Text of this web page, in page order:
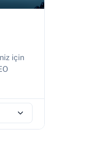
için